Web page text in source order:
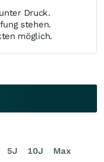
Druck.
stehen.
möglich.
5J 10J Max